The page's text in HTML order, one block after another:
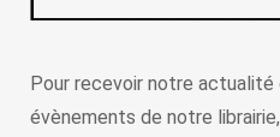
Pour recevoir notre
évènements de notre